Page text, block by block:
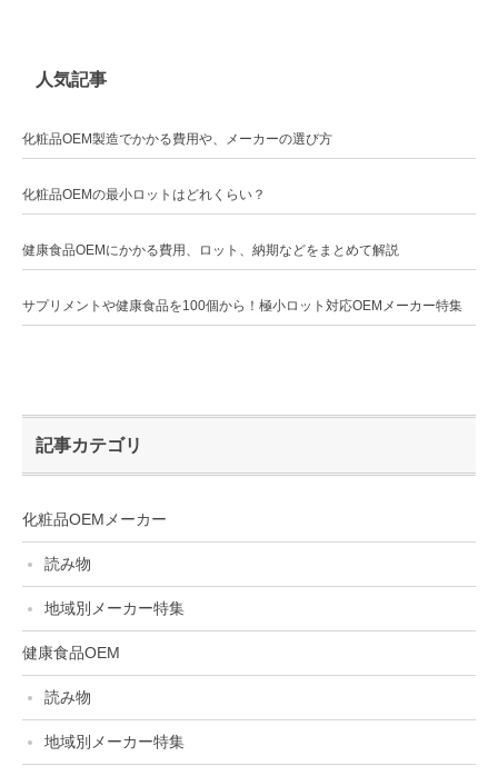
人気記事
化粧品OEM製造でかかる費用や、メーカーの選び方
化粧品OEMの最小ロットはどれくらい？
健康食品OEMにかかる費用、ロット、納期などをまとめて解説
サプリメントや健康食品を100個から！極小ロット対応OEMメーカー特集
記事カテゴリ
化粧品OEMメーカー
読み物
地域別メーカー特集
健康食品OEM
読み物
地域別メーカー特集